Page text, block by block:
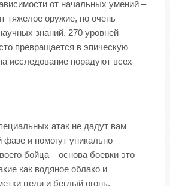
от начальных умений –
тяжелое оружие, но очень
знаний. 270 уровней
превращается в эпическую
исследование порадуют всех
атак не дадут вам
фазе и помогут уникально
бойца – основа боевки это
как водяное облако и
цели и беглый огонь,